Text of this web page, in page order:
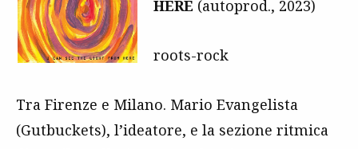
HERE (autoprod., 2023)
roots-rock
Tra Firenze e Milano. Mario Evangelista
(Gutbuckets), l’ideatore, e la sezione ritmica